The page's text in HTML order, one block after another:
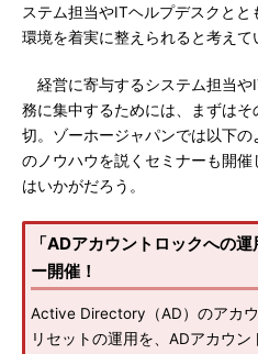
ステム担当やITヘルプデスクと
環境を着実に整えられると考えて
経営に寄与するシステム担当や
務に集中するためには、まずは
切。ゾーホージャパンでは以下
のノウハウを説くセミナーも開
はいかがだろう。
「ADアカウントロックへの
ー開催！
Active Directory（AD）のアカ
リセットの運用を、ADアカウ